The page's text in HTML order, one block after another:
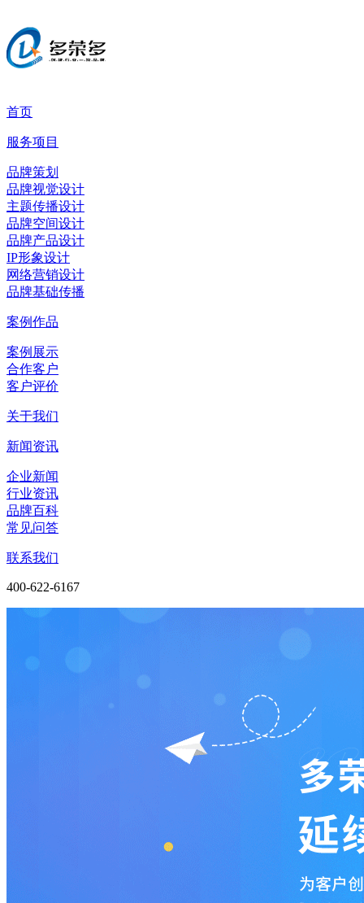
首页
服务项目
品牌策划
品牌视觉设计
主题传播设计
品牌空间设计
品牌产品设计
IP形象设计
网络营销设计
品牌基础传播
案例作品
案例展示
合作客户
客户评价
关于我们
新闻资讯
企业新闻
行业资讯
品牌百科
常见问答
联系我们
400-622-6167